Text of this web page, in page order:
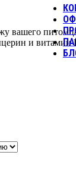
вашего
и витамин